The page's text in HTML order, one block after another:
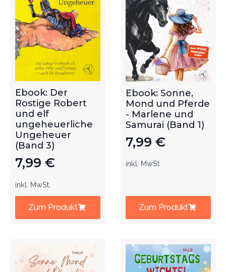
Ebook: Der
Rostige Robert
und elf
ungeheuerliche
Ungeheuer
(Band 3)
7,99 €
inkl. MwSt.
Zum Produkt
Ebook: Sonne,
Mond und Pferde
- Marlene und
Samurai (Band 1)
7,99 €
inkl. MwSt.
Zum Produkt